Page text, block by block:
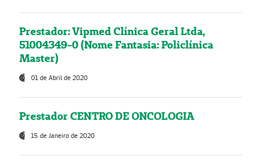
Prestador: Vipmed Clínica Geral Ltda,
51004349-0 (Nome Fantasia: Policlínica
Master)
01 de Abril de 2020
Prestador CENTRO DE ONCOLOGIA
15 de Janeiro de 2020